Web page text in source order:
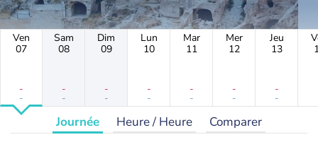
Ven
07
-
-
Sam
08
-
-
Dim
09
-
-
Lun
10
-
-
Mar
11
-
-
Mer
12
-
-
Jeu
13
-
-
Journée Heure / Heure Comparer